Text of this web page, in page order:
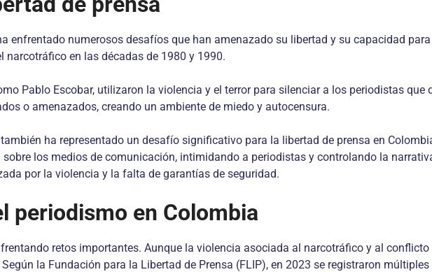
enfrentado numerosos desafíos que han amenazado su libertad y su capacidad
en las décadas de 1980 y 1990.
Pablo Escobar, utilizaron la violencia y el terror para silenciar a los periodistas
o amenazados, creando un ambiente de miedo y autocensura.
ha representado un desafío significativo para la libertad de prensa en
los medios de comunicación, intimidando a periodistas y controlando la
por la violencia y la falta de garantías de seguridad.
periodismo en Colombia
retos importantes. Aunque la violencia asociada al narcotráfico y al
la Fundación para la Libertad de Prensa (FLIP), en 2023 se registraron